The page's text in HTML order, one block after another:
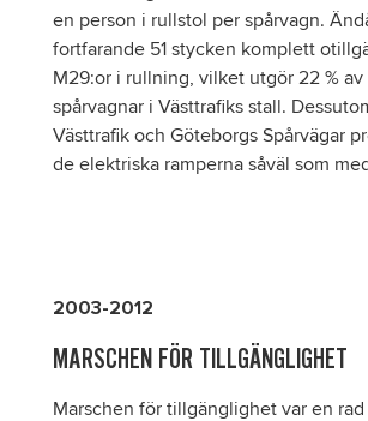
en person i rullstol per spårvagn.
fortfarande 51 stycken komplett
M29:or i rullning, vilket utgör 22 % av
spårvagnar i Västtrafiks stall.
Västtrafik och Göteborgs Spårvägar
de elektriska ramperna såväl som
2003-2012
MARSCHEN FÖR TILLGÄNGLIGHET
Marschen för tillgänglighet var en